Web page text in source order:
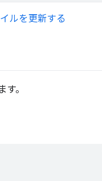
ルを更新する
。